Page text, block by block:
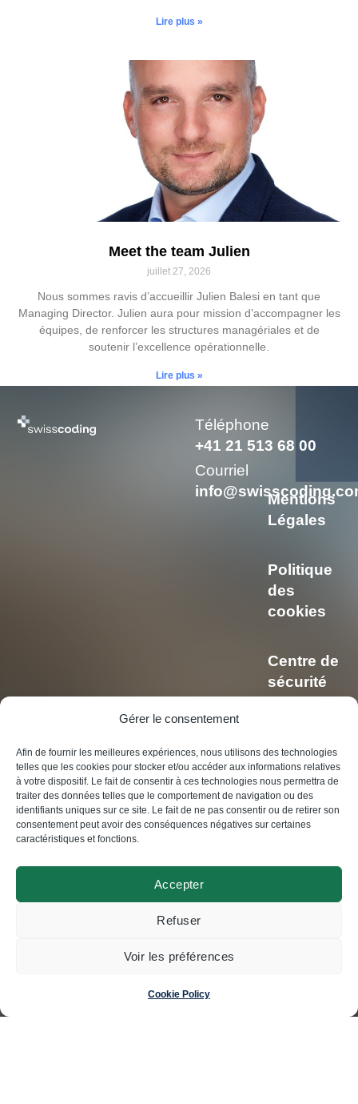
Gérer le consentement
Afin de fournir les meilleures expériences, nous utilisons des technologies
telles que les cookies pour stocker et/ou accéder aux informations relatives
à votre dispositif. Le fait de consentir à ces technologies nous permettra de
traiter des données telles que le comportement de navigation ou des
identifiants uniques sur ce site. Le fait de ne pas consentir ou de retirer son
consentement peut avoir des conséquences négatives sur certaines
caractéristiques et fonctions.
Accepter
Refuser
Voir les préférences
Cookie Policy
Lire plus »
Meet the team Julien
juillet 27, 2026
Nous sommes ravis d’accueillir Julien Balesi en tant que
Managing Director. Julien aura pour mission d’accompagner les
équipes, de renforcer les structures managériales et de
soutenir l’excellence opérationnelle.
Lire plus »
Téléphone
+41 21 513 68 00
Courriel
Mentions
Légales
Politique
des
cookies
Centre de
sécurité
et de
Politique
de
© Swisscoding SA